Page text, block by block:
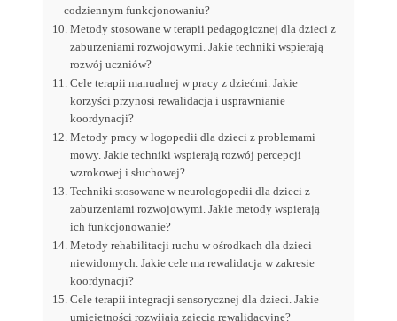
codziennym funkcjonowaniu?
Metody stosowane w terapii pedagogicznej dla dzieci z
zaburzeniami rozwojowymi. Jakie techniki wspierają
rozwój uczniów?
Cele terapii manualnej w pracy z dziećmi. Jakie
korzyści przynosi rewalidacja i usprawnianie
koordynacji?
Metody pracy w logopedii dla dzieci z problemami
mowy. Jakie techniki wspierają rozwój percepcji
wzrokowej i słuchowej?
Techniki stosowane w neurologopedii dla dzieci z
zaburzeniami rozwojowymi. Jakie metody wspierają
ich funkcjonowanie?
Metody rehabilitacji ruchu w ośrodkach dla dzieci
niewidomych. Jakie cele ma rewalidacja w zakresie
koordynacji?
Cele terapii integracji sensorycznej dla dzieci. Jakie
umiejętności rozwijają zajęcia rewalidacyjne?